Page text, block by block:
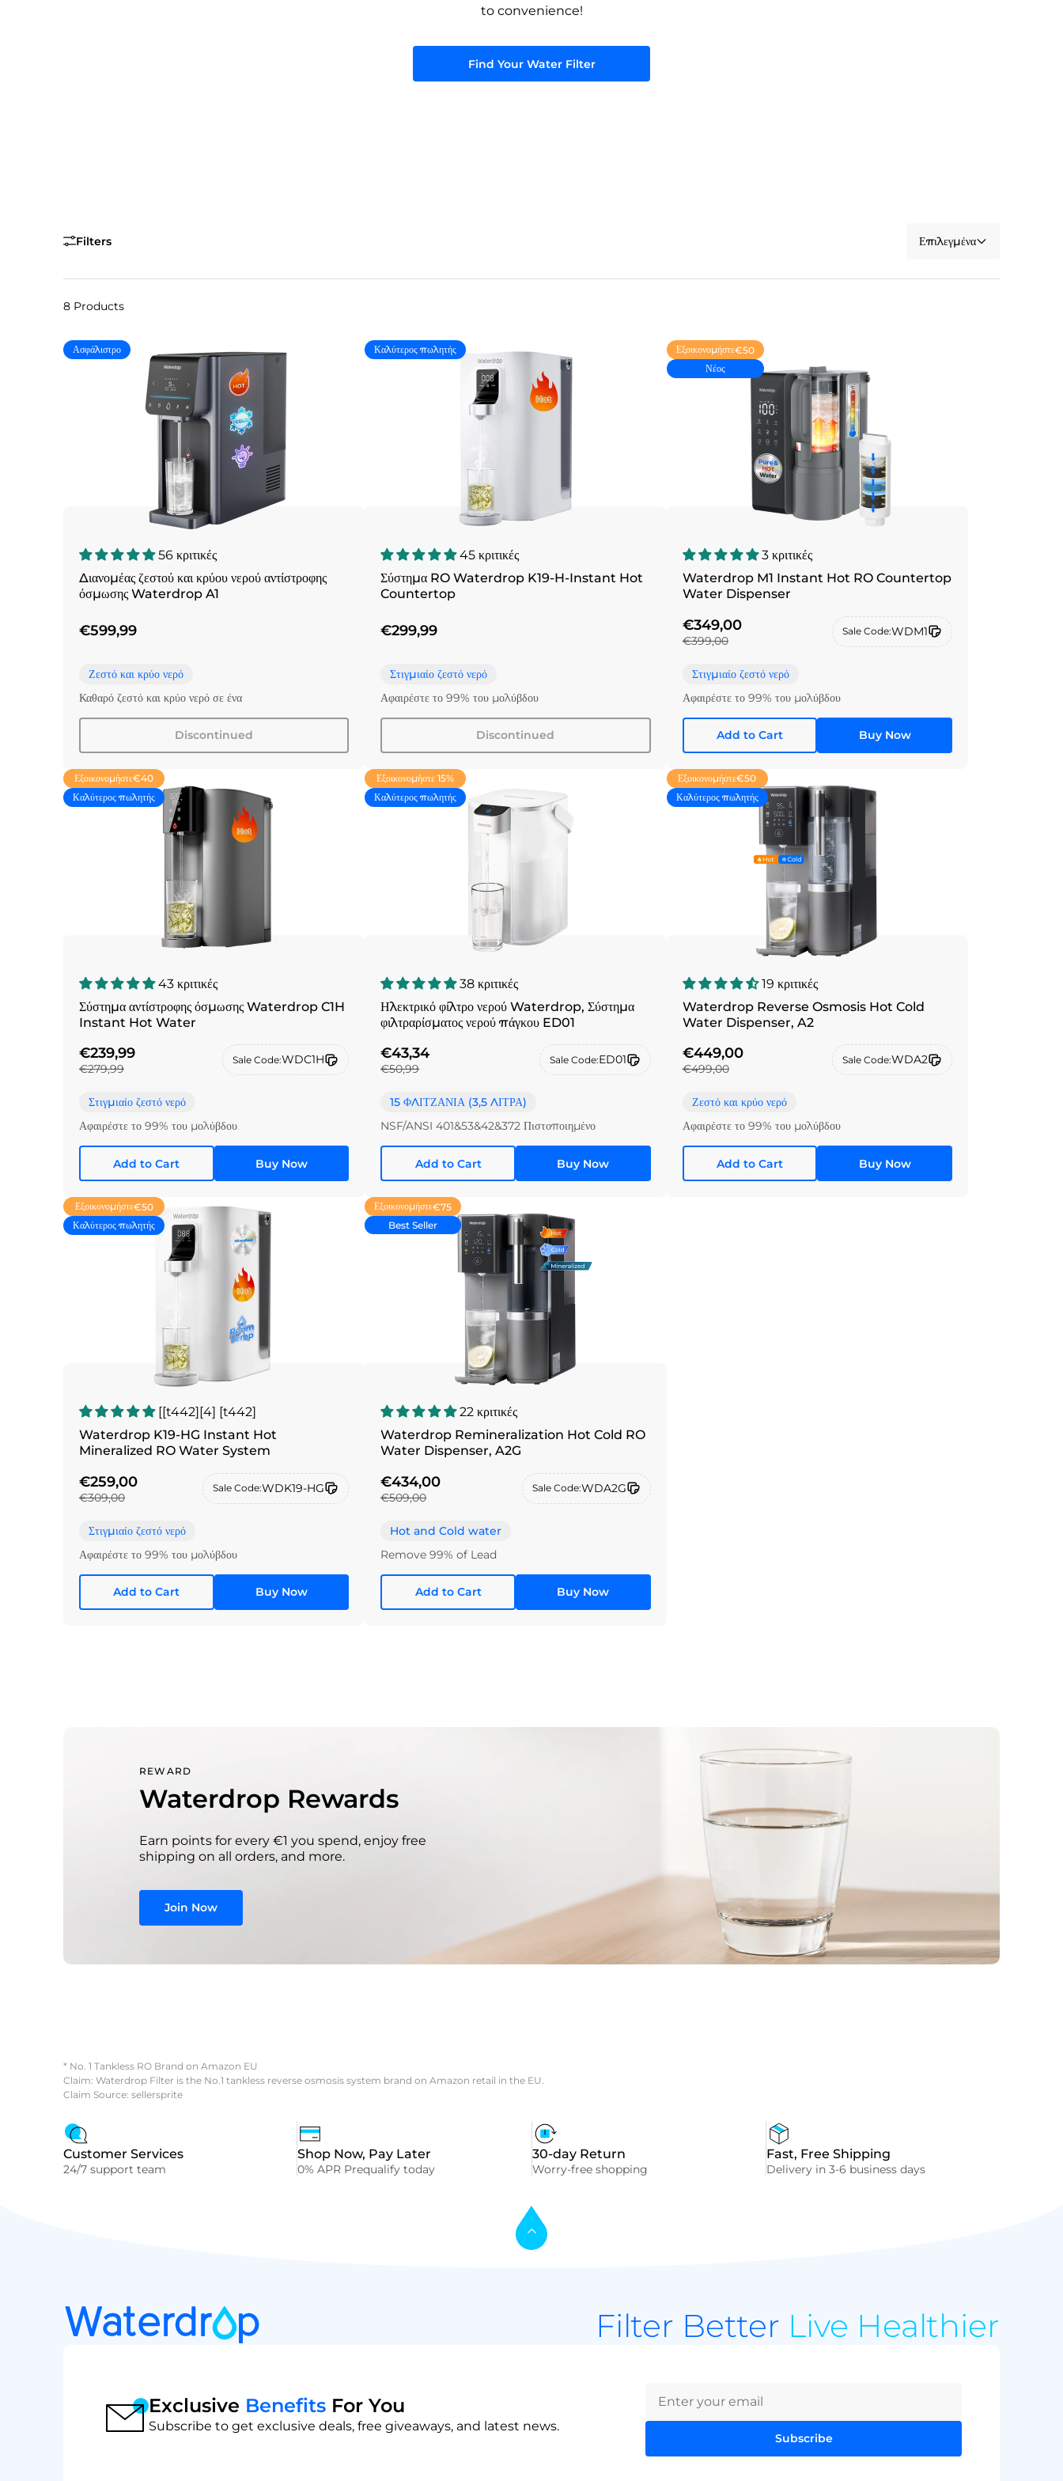
to convenience!
Find Your Water Filter
Filters Επιλεγμένα
8 Products
Ασφάλιστρο
56 κριτικές
Διανομέας ζεστού και κρύου νερού αντίστροφης
όσμωσης Waterdrop A1
€599,99
Ζεστό και κρύο νερό
Καθαρό ζεστό και κρύο νερό σε ένα
Discontinued
Καλύτερος πωλητής
45 κριτικές
Σύστημα RO Waterdrop K19-H-Instant Hot
Countertop
€299,99
Στιγμιαίο ζεστό νερό
Αφαιρέστε το 99% του μολύβδου
Discontinued
Εξοικονομήστε€50
Νέος
3 κριτικές
Waterdrop M1 Instant Hot RO Countertop
Water Dispenser
€349,00
€399,00
Sale Code:WDM1
Στιγμιαίο ζεστό νερό
Αφαιρέστε το 99% του μολύβδου
Add to Cart Buy Now
Εξοικονομήστε€40
Καλύτερος πωλητής
43 κριτικές
Σύστημα αντίστροφης όσμωσης Waterdrop C1H
Instant Hot Water
€239,99
€279,99
Sale Code:WDC1H
Στιγμιαίο ζεστό νερό
Αφαιρέστε το 99% του μολύβδου
Add to Cart Buy Now
Εξοικονομήστε 15%
Καλύτερος πωλητής
38 κριτικές
Ηλεκτρικό φίλτρο νερού Waterdrop, Σύστημα
φιλτραρίσματος νερού πάγκου ED01
€43,34
€50,99
Sale Code:ED01
15 ΦΛΙΤΖΑΝΙΑ (3,5 ΛΙΤΡΑ)
NSF/ANSI 401&53&42&372 Πιστοποιημένο
Add to Cart Buy Now
Εξοικονομήστε€50
Καλύτερος πωλητής
19 κριτικές
Waterdrop Reverse Osmosis Hot Cold
Water Dispenser, A2
€449,00
€499,00
Sale Code:WDA2
Ζεστό και κρύο νερό
Αφαιρέστε το 99% του μολύβδου
Add to Cart Buy Now
Εξοικονομήστε€50
Καλύτερος πωλητής
[[t442][4] [t442]
Waterdrop K19-HG Instant Hot
Mineralized RO Water System
€259,00
€309,00
Sale Code:WDK19-HG
Στιγμιαίο ζεστό νερό
Αφαιρέστε το 99% του μολύβδου
Add to Cart Buy Now
Εξοικονομήστε€75
Best Seller
22 κριτικές
Waterdrop Remineralization Hot Cold RO
Water Dispenser, A2G
€434,00
€509,00
Sale Code:WDA2G
Hot and Cold water
Remove 99% of Lead
Add to Cart Buy Now
REWARD
Waterdrop Rewards
Earn points for every €1 you spend, enjoy free
shipping on all orders, and more.
Join Now
* No. 1 Tankless RO Brand on Amazon EU
Claim: Waterdrop Filter is the No.1 tankless reverse osmosis system brand on Amazon retail in the EU.
Claim Source: sellersprite
Customer Services
24/7 support team
Shop Now, Pay Later
0% APR Prequalify today
30-day Return
Worry-free shopping
Fast, Free Shipping
Delivery in 3-6 business days
Filter Better Live Healthier
Exclusive Benefits For You
Subscribe to get exclusive deals, free giveaways, and latest news.
Subscribe